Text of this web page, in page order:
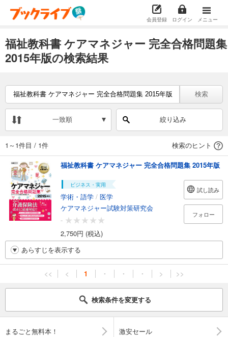
会員登録 ログイン メニュー
福祉教科書 ケアマネジャー 完全合格問題集
2015年版の検索結果
検索
一致順 絞り込み
1～1件目 / 1件 検索のヒント
福祉教科書 ケアマネジャー 完全合格問題集 2015年版
ビジネス・実用
学術・語学 / 医学
ケアマネジャー試験対策研究会
-
2,750円 (税込)
試し読み
フォロー
あらすじを表示する
<< < 1 ・ ・ ・ > >>
検索条件を変更する
まるごと無料本！ 激安セール